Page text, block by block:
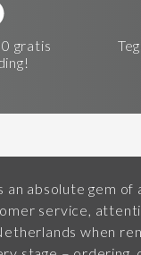
gratis
an absolute gem
service,
when